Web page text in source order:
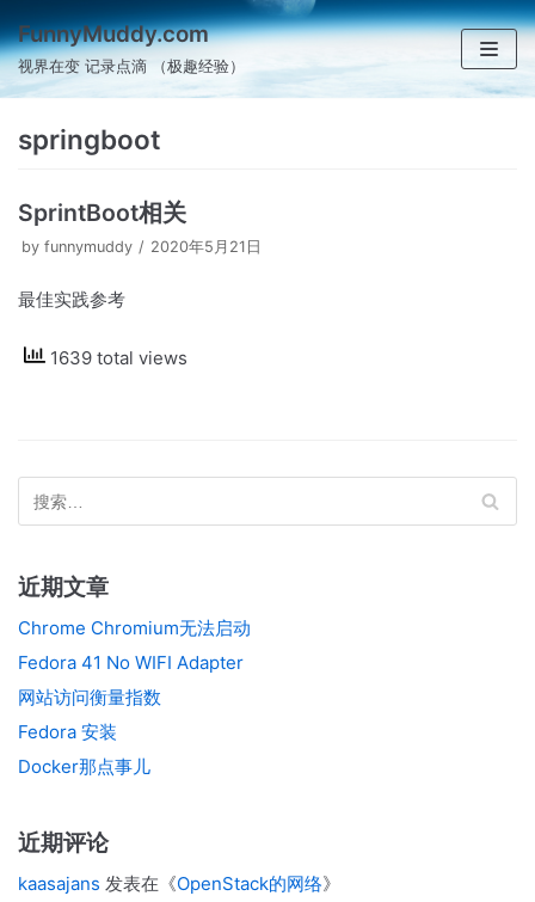
跳
至
正
FunnyMuddy.com
视界在变 记录点滴 （极趣经验）
springboot
SprintBoot相关
by funnymuddy 2020年5月21日
最佳实践参考
1639 total views
近期文章
Chrome Chromium无法启动
Fedora 41 No WIFI Adapter
网站访问衡量指数
Fedora 安装
Docker那点事儿
近期评论
kaasajans 发表在《OpenStack的网络》